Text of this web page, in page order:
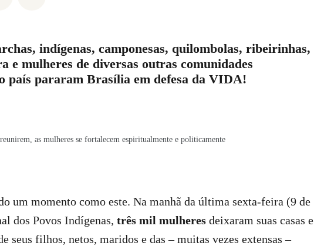
indígenas, camponesas, quilombolas, ribeirinhas,
e mulheres de diversas outras comunidades
país pararam Brasília em defesa da VIDA!
as mulheres se fortalecem espiritualmente e politicamente
um momento como este. Na manhã da última sexta-feira (9 de
dos Povos Indígenas, três mil mulheres deixaram suas casas e
seus filhos, netos, maridos e das – muitas vezes extensas –